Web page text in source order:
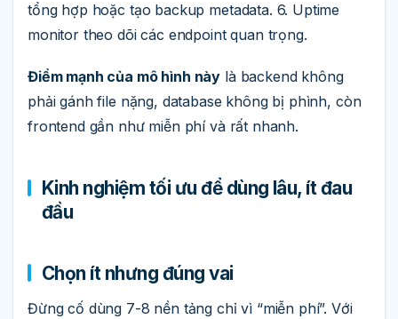
tổng hợp hoặc tạo backup metadata. 6. Uptime
monitor theo dõi các endpoint quan trọng.
Điểm mạnh của mô hình này là backend không
phải gánh file nặng, database không bị phình, còn
frontend gần như miễn phí và rất nhanh.
Kinh nghiệm tối ưu để dùng lâu, ít đau
đầu
Chọn ít nhưng đúng vai
Đừng cố dùng 7-8 nền tảng chỉ vì “miễn phí”. Với